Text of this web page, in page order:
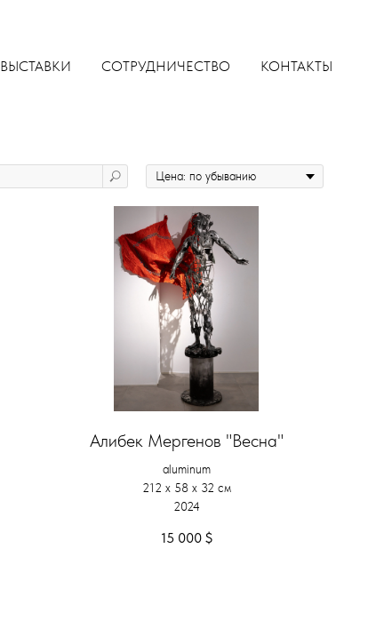
ВЫСТАВКИ СОТРУДНИЧЕСТВО КОНТАКТЫ
Алибек Мергенов "Весна"
aluminum
212 х 58 х 32 см
2024
15 000 $